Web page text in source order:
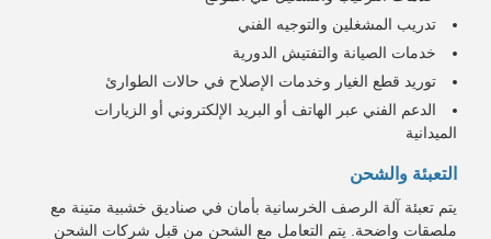
تدريب المشغلين والتوجيه الفني
خدمات الصيانة والتفتيش الدورية
توريد قطع الغيار وخدمات الإصلاح في حالات الطوارئ
الدعم الفني عبر الهاتف أو البريد الإلكتروني أو الزيارات
الميدانية
التعبئة والشحن
يتم تعبئة آلة الرصف الخرسانية بأمان في صناديق خشبية متينة مع
ملصقات واضحة. يتم التعامل مع الشحن من قبل شركات الشحن